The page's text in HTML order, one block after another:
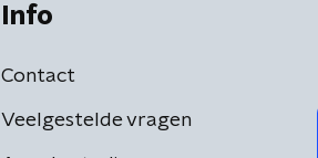
Info
Contact
Veelgestelde vragen